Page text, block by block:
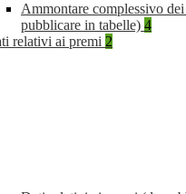
Ammontare complessivo
pubblicare in tabelle) 4
relativi ai premi 2